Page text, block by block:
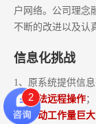
户网络。公司理念
不断的改进以及认
信息化挑战
1、原系统提供信息
2、 无法远程操作；
3、手动工作量巨大
2